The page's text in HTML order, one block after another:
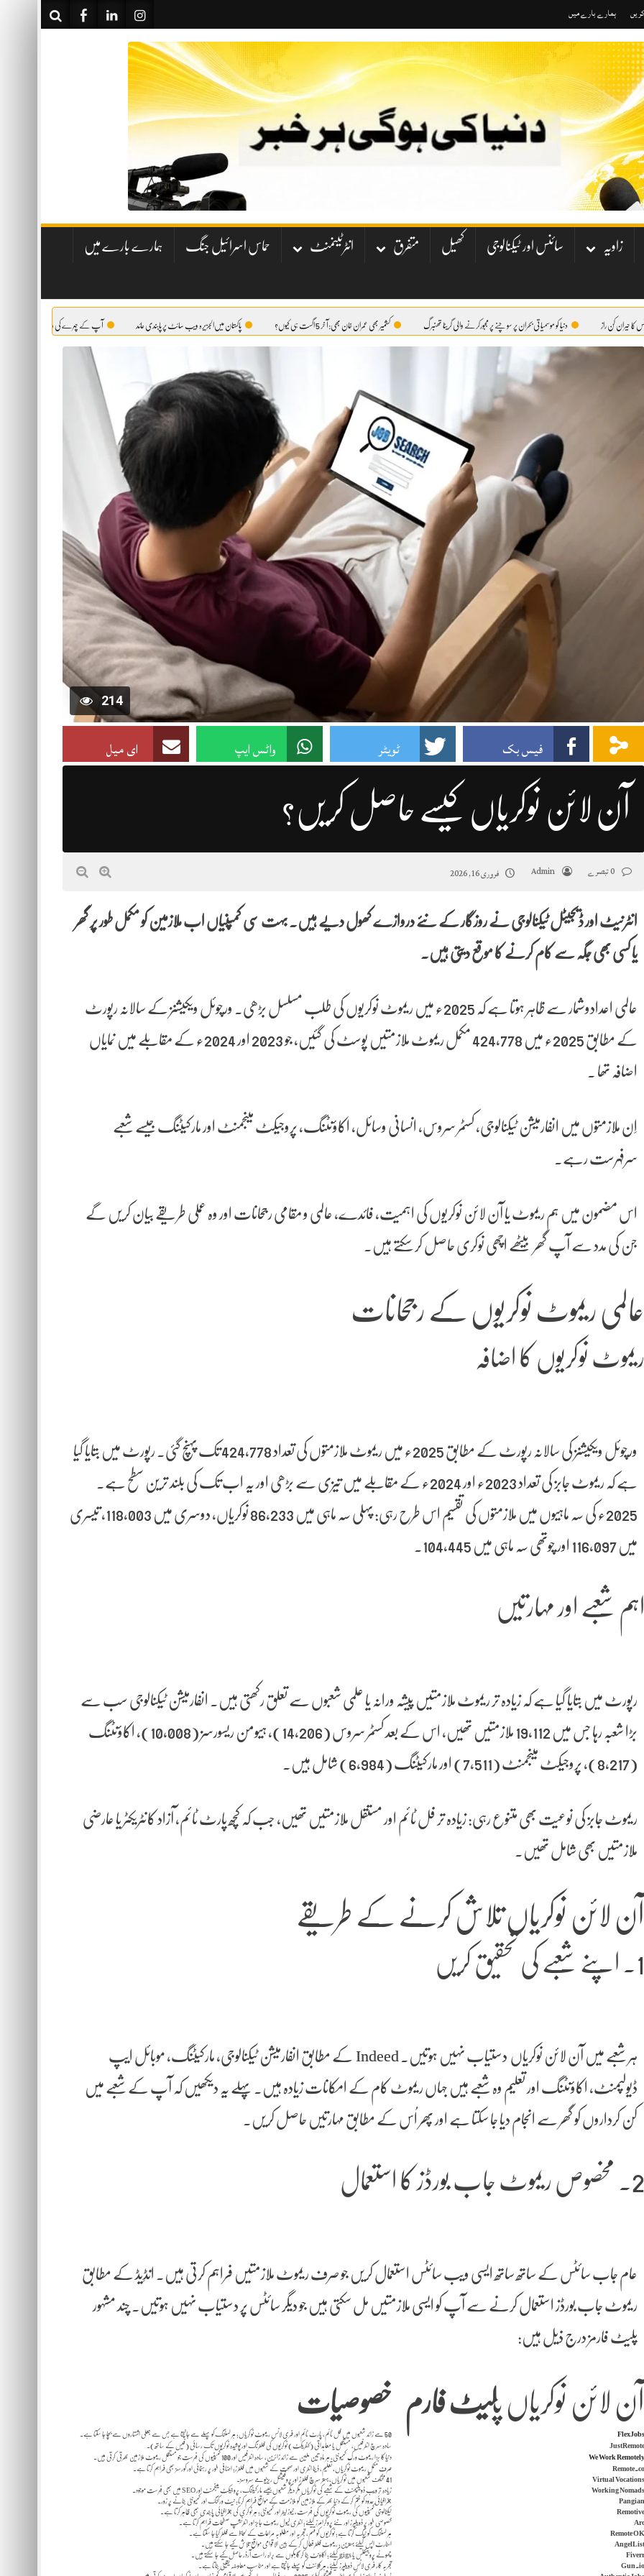
ہمارے بارے میں
زاویہ سائنس اور ٹیکنالوجی کھیل متفرق انٹرٹینمنٹ حماس اسرائیل جنگ ہمارے بارے میں
راز دنیا کو موسمیاتی بحران پر سوچنے پر مجبورکرنے والی گریٹا تھنبرگ کشمیر بھی عمران خان بھی:آ خر 5 اگست ہی کیوں؟ پاکستان میں‌الجزیرہ ویب سائٹ پر پابندی عائد آپ کے چہرے کی وہ حقیقت، جو آئینہ بھی آپ کو نہیں
214
فیس بک ٹویٹر واٹس ایپ ای میل
آن لائن نوکریاں کیسے حاصل کریں؟
Admin فروری 16, 2026
انٹرنیٹ اور ڈیجیٹل ٹیکنالوجی نے روزگار کے نئے دروازے کھول دیے ہیں۔ بہت سی کمپنیاں اب ملازمین کو مکمل طور پر گھر
یا کسی بھی جگہ سے کام کرنے کا موقع دیتی ہیں۔
عالمی اعدادوشمار سے ظاہر ہوتا ہے کہ 2025ء میں ریموٹ نوکریوں کی طلب مسلسل بڑھی۔ ورچوئل ویکیشنز کے سالانہ رپورٹ
کے مطابق 2025ء میں 424,778 مکمل ریموٹ ملازمتیں پوسٹ کی گئیں، جو 2023 اور 2024ء کے مقابلے میں نمایاں
اضافہ تھا ۔
اِن ملازمتوں میں انفارمیشن ٹیکنالوجی، کسٹمر سروس، انسانی وسائل، اکاؤنٹنگ، پروجیکٹ مینجمنٹ اور مارکیٹنگ جیسے شعبے
سرفہرست رہے۔
اس مضمون میں ہم ریموٹ یا آن لائن نوکریوں کی اہمیت، فائدے، عالمی و مقامی رجحانات اور وہ عملی طریقے بیان کریں گے
جن کی مدد سے آپ گھر بیٹھے اچھی نوکری حاصل کر سکتے ہیں۔
عالمی ریموٹ نوکریوں کے رجحانات
ریموٹ نوکریوں کا اضافہ
ورچوئل ویکیشنز کی سالانہ رپورٹ کے مطابق 2025ء میں ریموٹ ملازمتوں کی تعداد 424,778 تک پہنچ گئی۔ رپورٹ میں بتایا گیا
ہے کہ ریموٹ جابز کی تعداد 2023ء اور 2024ء کے مقابلے میں تیزی سے بڑھی اور یہ اب تک کی بلند ترین سطح ہے۔
2025ء کی سہ ماہیوں میں ملازمتوں کی تقسیم اس طرح رہی: پہلی سہ ماہی میں 86,233 نوکریاں، دوسری میں 118,003، تیسری
میں 116,097 اور چوتھی سہ ماہی میں 104,445۔
اہم شعبے اور مہارتیں
رپورٹ میں بتایا گیا ہے کہ زیادہ تر ریموٹ ملازمتیں پیشہ ورانہ یا علمی شعبوں سے تعلق رکھتی ہیں۔ انفارمیشن ٹیکنالوجی سب سے
بڑا شعبہ رہا جس میں 19,112 ملازمتیں تھیں، اس کے بعد کسٹمر سروس (14,206)، ہیومن ریسورسز (10,008)، اکاؤنٹنگ
(8,217)، پروجیکٹ مینجمنٹ (7,511) اور مارکیٹنگ (6,984) شامل ہیں۔
ریموٹ جابز کی نوعیت بھی متنوع رہی: زیادہ تر فل ٹائم اور مستقل ملازمتیں تھیں، جب کہ کچھ پارٹ ٹائم، آزاد کانٹریکٹر یا عارضی
ملازمتیں بھی شامل تھیں۔
آن لائن نوکریاں تلاش کرنے کے طریقے
1. اپنے شعبے کی تحقیق کریں
ہر شعبے میں آن لائن نوکریاں دستیاب نہیں ہوتیں۔ Indeed کے مطابق انفارمیشن ٹیکنالوجی، مارکیٹنگ، موبائل ایپ
ڈیولپمنٹ، اکاؤنٹنگ اور تعلیم وہ شعبے ہیں جہاں ریموٹ کام کے امکانات زیادہ ہیں۔ پہلے یہ دیکھیں کہ آپ کے شعبے میں
کن کرداروں کو گھر سے انجام دیا جا سکتا ہے اور پھر اُس کے مطابق مہارتیں حاصل کریں۔
2. مخصوص ریموٹ جاب بورڈز کا استعمال
عام جاب سائٹس کے ساتھ ساتھ ایسی ویب سائٹس استعمال کریں جو صرف ریموٹ ملازمتیں فراہم کرتی ہیں۔ انڈِیڈ کے مطابق
ریموٹ جاب بورڈز استعمال کرنے سے آپ کو ایسی ملازمتیں مل سکتی ہیں جو دیگر سائٹس پر دستیاب نہیں ہوتیں۔ چند مشہور
پلیٹ فارمز درج ذیل ہیں:
آن لائن نوکریاں پلیٹ فارم خصوصیات
FlexJobs
50 سے زائد شعبوں میں فل ٹائم، پارٹ ٹائم اور فری لانس ریموٹ نوکریاں؛ ہر لسٹنگ کو پہلے سے جانچتا ہے جس سے جعلی اشتہاروں سے بچا جا سکتا ہے.
JustRemote
سادہ سرچ انٹرفیس، مستقل یا معاہداتی (کنٹریکٹ) نوکریوں کی فلٹرنگ اور پوشیدہ نوکریوں تک رسائی (فیس کے ساتھ).
We Work Remotely
دنیا کا بڑا ریموٹ ورک کمیونٹی، ہر ماہ تین ملین سے زائد زائرین، سادہ انٹرفیس اور 100 کمپنیوں کی فہرست جو مستقل ریموٹ ملازمین بھرتی کرتی ہیں.
Remote.co
صرف مکمل ریموٹ نوکریاں، تعلیم، ڈیٹا انٹری اور صحت کے شعبوں میں فلٹرز؛ اضافی طور پر رہنمائی اور کورسز بھی فراہم کرتا ہے.
Virtual Vocations
41 مختلف شعبوں میں نوکریاں، بہتر سرچ فلٹرز اور پروفیشنل ریزیومے سروسز.
Working Nomads
زیادہ تر ویب ڈویلپمنٹ کے شعبے کی نوکریاں مگر دیگر شعبوں جیسے مارکیٹنگ، پروجیکٹ مینجمنٹ اور SEO میں بھی فہرست موجود.
Pangian
جغرافیائی حدود کو ختم کرکے دنیا بھر کے ملازمین کو ملازمت کے مواقع فراہم کرنا؛ نیٹ ورکنگ اور کمیونٹی بنانے پر زور.
Remotive
ٹیکنالوجی کمپنیوں کی ریموٹ نوکریوں کی فہرست، نیوز لیٹر اور کمیونٹی؛ ہر نوکری کی جغرافیائی پابندی بھی ظاہر کرتا ہے.
Arc
خصوصی طور پر ڈویلپرز اور نئے پروگرامرز کیلئے؛ انٹری لیول ریموٹ جابز اور انٹرنشپ صفحات فراہم کرتا ہے.
Remote OK
ہر لسٹنگ کو ٹیگ کرتا ہے؛ نوکریوں کو قسم، تجربہ اور مطلوبہ مراعات کے لحاظ سے فلٹر کیا جا سکتا ہے.
AngelList
اسٹارٹ اپس کیلئے بہترین؛ ریموٹ فلٹر فعال کر کے بین الاقوامی مواقع تلاش کیے جا سکتے ہیں.
Fiverr
چھوٹے پروجیکٹس یا gigs کیلئے؛ اکاؤنٹ بنا کر گاہکوں سے براہ راست آرڈر حاصل کیے جا سکتے ہیں.
Gun.io
تجربہ کار فری لانس ڈویلپرز کیلئے، ہر کلائنٹ کو پہلے جانچتا ہے اور مناسب معاوضہ یقینی بناتا ہے.